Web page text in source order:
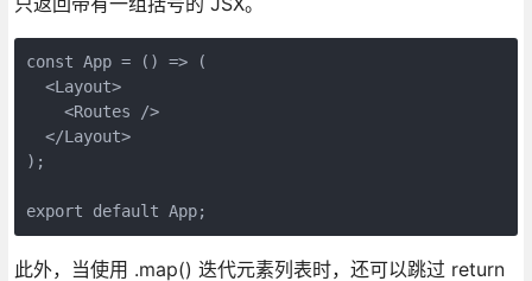
const App = () => (
  <Layout>
    <Routes />
  </Layout>
);
export default App;
此外，当使用 .map() 迭代元素列表时，还可以跳过 return